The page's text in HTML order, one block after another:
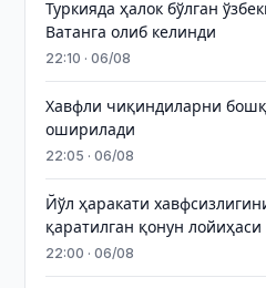
Туркияда ҳалок бўлган
Ватанга олиб келинди
22:10 · 06/08
Хавфли чиқиндиларни
оширилади
22:05 · 06/08
Йўл ҳаракати
қаратилган қонун
22:00 · 06/08